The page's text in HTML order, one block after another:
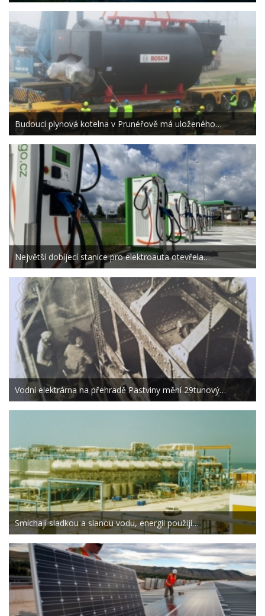
Budoucí plynová kotelna v Prunéřově má uloženého…
Největší dobíjecí stanice pro elektroauta otevřela…
Vodní elektrárna na přehradě Pastviny mění 29tunový…
Smíchají sladkou a slanou vodu, energii použijí…